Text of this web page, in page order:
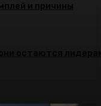
и причины